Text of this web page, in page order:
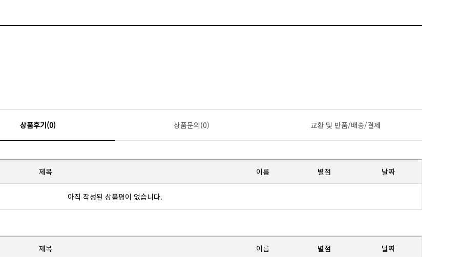
상품후기(0) 상품문의(0) 교환 및 반품/배송/결제
제목 이름 별점 날짜
아직 작성된 상품평이 없습니다.
제목 이름 별점 날짜